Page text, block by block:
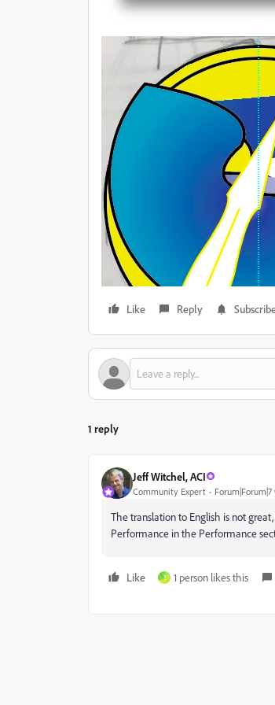
Like Reply
1 reply
Jeff Witchel, ACI
Community Expert
The translation to English is not
Performance in the Performance
Like ? 1 person likes this